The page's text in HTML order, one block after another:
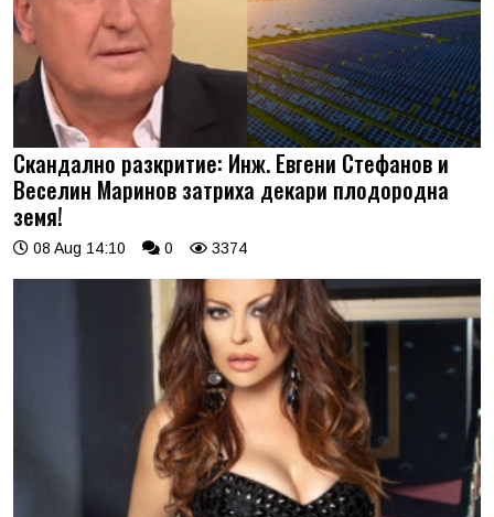
Скандално разкритие: Инж. Евгени Стефанов и
Веселин Маринов затриха декари плодородна
земя!
08 Aug 14:10 0 3374